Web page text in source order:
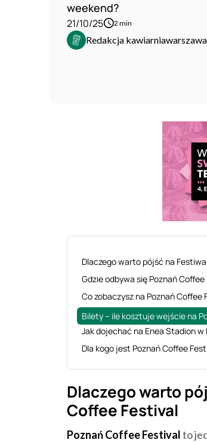
weekend?
21/10/25 2 min
Redakcja
Dlaczego warto pójść na
Gdzie odbywa się Poznań
Co zobaczysz na Poznań Coffee
Bilety – ile kosztuje wejście na
Jak dojechać na Enea Stadion w
Dla kogo jest Poznań Coffee
Dlaczego warto
Coffee Festival
Poznań Coffee Festivalto